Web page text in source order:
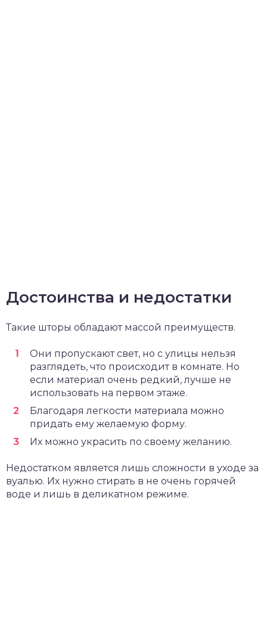
Достоинства и недостатки
Такие шторы обладают массой преимуществ.
Они пропускают свет, но с улицы нельзя
разглядеть, что происходит в комнате. Но
если материал очень редкий, лучше не
использовать на первом этаже.
Благодаря легкости материала можно
придать ему желаемую форму.
Их можно украсить по своему желанию.
Недостатком является лишь сложности в уходе за
вуалью. Их нужно стирать в не очень горячей
воде и лишь в деликатном режиме.